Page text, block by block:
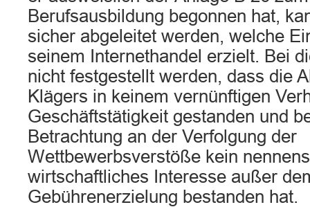
Berufsausbildung begonnen hat,
sicher abgeleitet werden, welche
seinem Internethandel erzielt. Bei
nicht festgestellt werden, dass die
Klägers in keinem vernünftigen
Geschäftstätigkeit gestanden und
Betrachtung an der Verfolgung der
Wettbewerbsverstöße kein
wirtschaftliches Interesse außer
Gebührenerzielung bestanden hat.